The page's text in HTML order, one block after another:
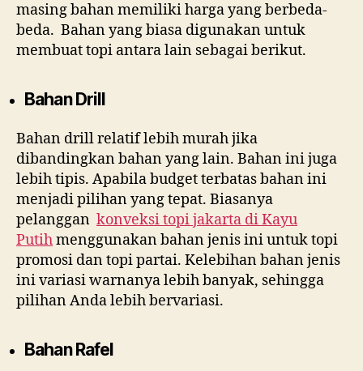
masing bahan memiliki harga yang berbeda-
beda. Bahan yang biasa digunakan untuk
membuat topi antara lain sebagai berikut.
Bahan Drill
Bahan drill relatif lebih murah jika
dibandingkan bahan yang lain. Bahan ini juga
lebih tipis. Apabila budget terbatas bahan ini
menjadi pilihan yang tepat. Biasanya
pelanggan konveksi topi jakarta diKayu
Putihmenggunakan bahan jenis ini untuk topi
promosi dan topi partai. Kelebihan bahan jenis
ini variasi warnanya lebih banyak, sehingga
pilihan Anda lebih bervariasi.
Bahan Rafel